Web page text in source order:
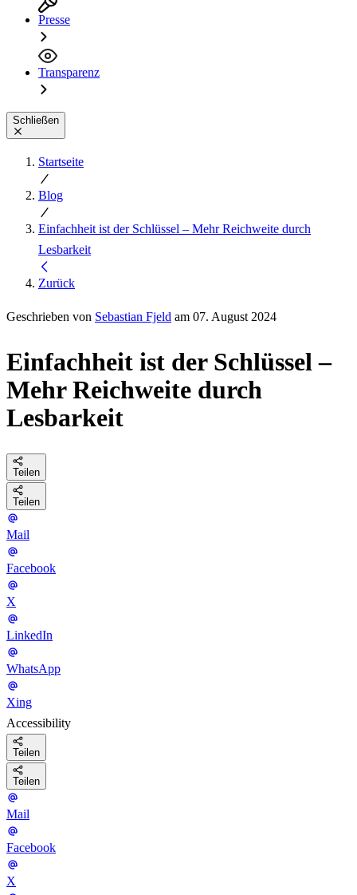
Presse
Transparenz
Schließen
Startseite
Blog
Einfachheit ist der Schlüssel – Mehr Reichweite durch
Lesbarkeit
Zurück
Geschrieben von Sebastian Fjeld am 07. August 2024
Einfachheit ist der Schlüssel –
Mehr Reichweite durch
Lesbarkeit
Teilen
Teilen
Mail
Facebook
X
LinkedIn
WhatsApp
Xing
Accessibility
Teilen
Teilen
Mail
Facebook
X